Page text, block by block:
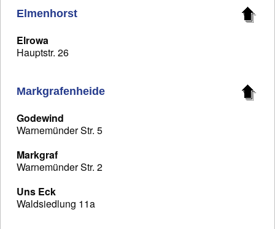
Elmenhorst
Elrowa
Hauptstr. 26
Markgrafenheide
Godewind
Warnemünder Str. 5
Markgraf
Warnemünder Str. 2
Uns Eck
Waldsiedlung 11a